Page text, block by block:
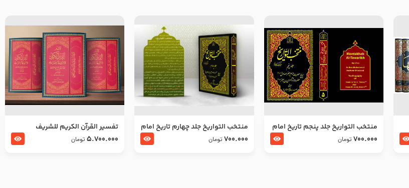
منتخب التواریخ جلد پنجم تاریخ امام
جعفر صادق و امام موسی بن جعفر
700.000 تومان
منتخب التواریخ جلد چهارم تاریخ امام
زین العابدین و امام محمد باقر
700.000 تومان
تفسير القرآن الكريم للشريف
المرتضي قدس سرّه
5.700.000 تومان